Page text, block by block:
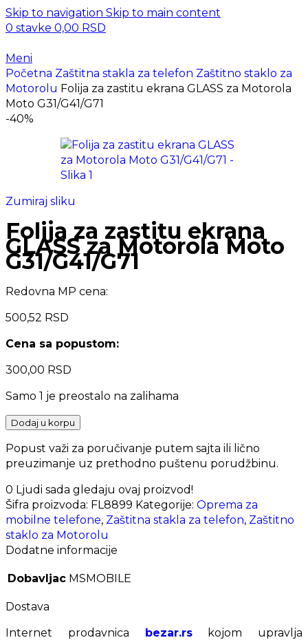
Skip to navigation Skip to main content
0 stavke 0,00 RSD
Meni
Početna Zaštitna stakla za telefon Zaštitno staklo za
Motorolu Folija za zastitu ekrana GLASS za Motorola
Moto G31/G41/G71
-40%
Zumiraj sliku
Folija za zastitu ekrana
GLASS za Motorola Moto
G31/G41/G71
Redovna MP cena:
500,52 RSD
Cena sa popustom:
300,00 RSD
Samo 1 je preostalo na zalihama
Dodaj u korpu
Popust važi za poručivanje putem sajta ili lično
preuzimanje uz prethodno puštenu porudžbinu.
0 Ljudi sada gledaju ovaj proizvod!
Šifra proizvoda: FL8899 Kategorije: Oprema za
mobilne telefone, Zaštitna stakla za telefon, Zaštitno
staklo za Motorolu
Dodatne informacije
Dobavljac MSMOBILE
Dostava
Internet prodavnica bezar.rskojom upravlja